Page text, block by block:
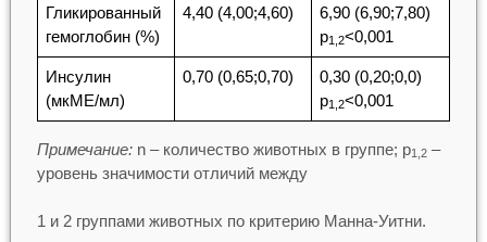
Гликированный
гемоглобин (%)
4,40 (4,00;4,60)
6,90 (6,90;7,80)
p1,2<0,001
Инсулин
(мкМЕ/мл)
0,70 (0,65;0,70)
0,30 (0,20;0,0)
p1,2<0,001
Примечание: n – количество животных в группе; p1,2–
уровень значимости отличий между
1 и 2 группами животных по критерию Манна-Уитни.